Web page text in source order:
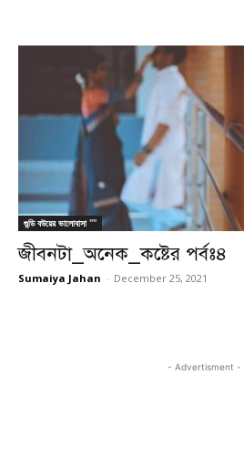
গুন্ডি বউয়ের ভালোবাসা ""
জীবনটা_অনেক_কষ্টের পর্বঃ৪
Sumaiya Jahan - December 25, 2021
- Advertisment -